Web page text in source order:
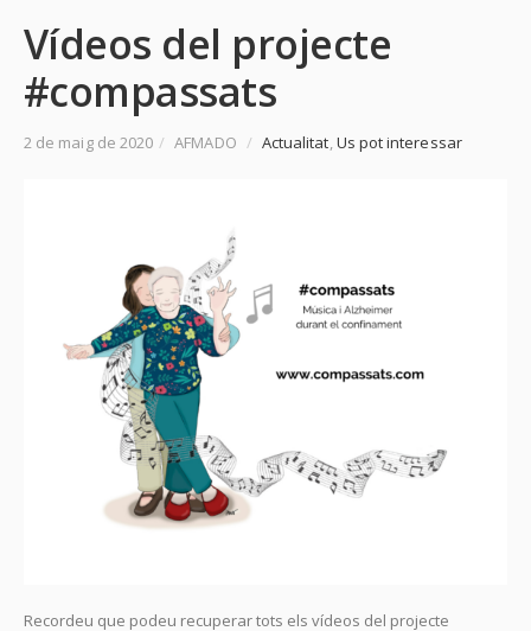
Vídeos del projecte
#compassats
2 de maig de 2020 / AFMADO / Actualitat,Us pot interessar
Recordeu que podeu recuperar tots els vídeos del projecte